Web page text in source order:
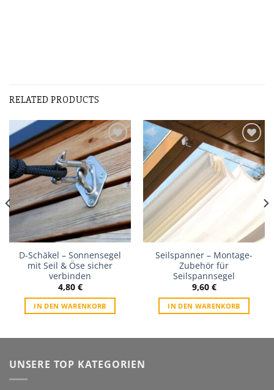
RELATED PRODUCTS
Zur
Wunschliste
D-Schäkel – Sonnensegel
mit Seil & Öse sicher
verbinden
4,80 €
IN DEN WARENKORB
Zur
Wunschliste
Seilspanner – Montage-
Zubehör für
Seilspannsegel
9,60 €
IN DEN WARENKORB
UNSERE TOP KATEGORIEN